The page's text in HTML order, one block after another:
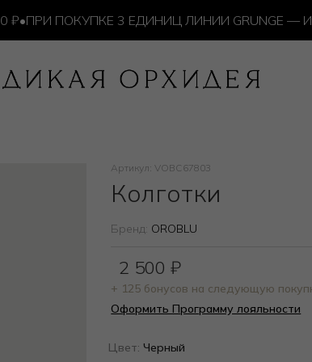
ПРИ ПОКУПКЕ 3 ЕДИНИЦ ЛИНИИ GRUNGE —
Артикул: VOBC67803
Колготки
Бренд: OROBLU
2 500₽
+ 125 бонусов на следующую
Оформить Программу лояльности
Цвет: Черный